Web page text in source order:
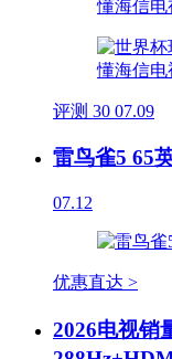
评测 30 07.09
雷鸟雀5 65
07.12
优惠直达 >
2026电视销